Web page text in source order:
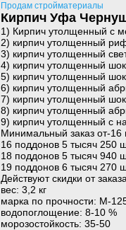
Продам стройматериалы
Кирпич Уфа
1) Кирпич утолщенный с
2) кирпич утолщенный
3) кирпич утолщенный
4) кирпич утолщенный
5) кирпич утолщенный
6) кирпич утолщенный
7) кирпич утолщенный
8) кирпич утолщенный
9) кирпич утолщенный с
Минимальный заказ от-16
16 поддонов 5 тысяч 250
18 поддонов 5 тысяч 940
19 поддонов 6 тысяч 270
Действуют скидки от
вес: 3,2 кг
марка по прочности: М-
водопоглощение: 8-10 %
морозостойкость: 35-50